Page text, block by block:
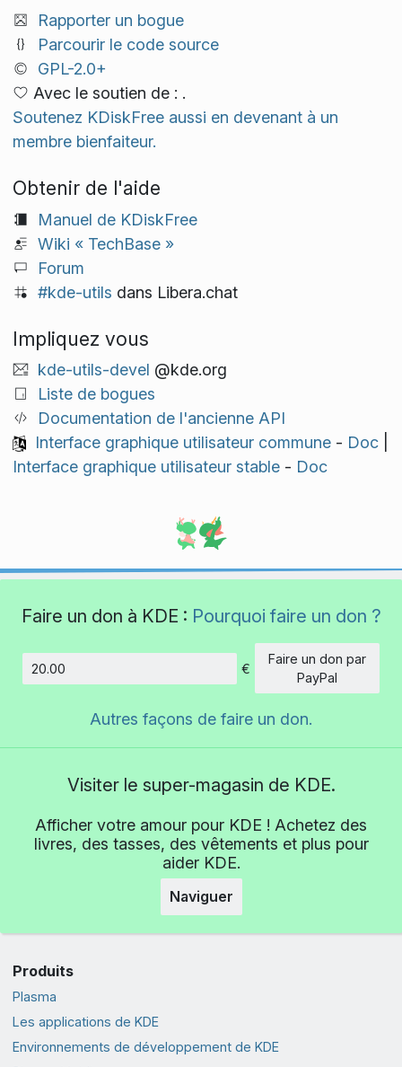
Rapporter un bogue
Parcourir le code source
GPL-2.0+
Avec le soutien de : .
Soutenez KDiskFree aussi en devenant à un
membre bienfaiteur.
Obtenir de l'aide
Manuel de KDiskFree
Wiki « TechBase »
Forum
#kde-utils dans Libera.chat
Impliquez vous
kde-utils-devel @kde.org
Liste de bogues
Documentation de l'ancienne API
Interface graphique utilisateur commune- Doc|
Interface graphique utilisateur stable- Doc
Faire un don à KDE : Pourquoi faire un don ?
Montant
€
Faire un don par
PayPal
Autres façons de faire un don.
Visiter le super-magasin de KDE.
Afficher votre amour pour KDE ! Achetez des
livres, des tasses, des vêtements et plus pour
aider KDE.
Naviguer
Produits
Plasma
Les applications de KDE
Environnements de développement de KDE